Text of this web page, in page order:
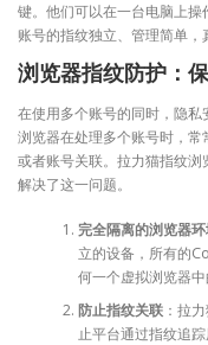
键。他们可以在一台电脑上
账号的指纹独立、管理简单，
浏览器指纹防护：
在使用多个账号的同时，隐
浏览器在处理多个账号时，
或者账号关联。拉力猫指纹浏
解决了这一问题。
完全隔离的浏览器
立的设备，所有的
何一个虚拟浏览器
防止指纹关联：拉
止平台通过指纹追